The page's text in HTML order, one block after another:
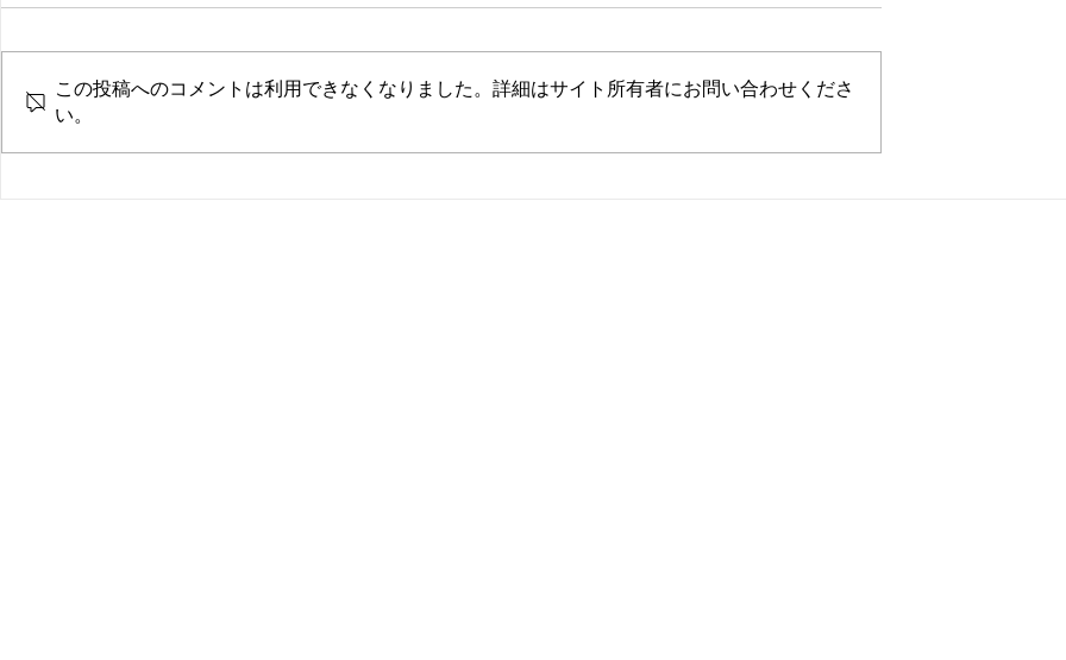
give and thank you
わんダフル
この投稿へのコメントは利用できなくなりました。詳細はサイト所有者にお問い合わせくださ
い。